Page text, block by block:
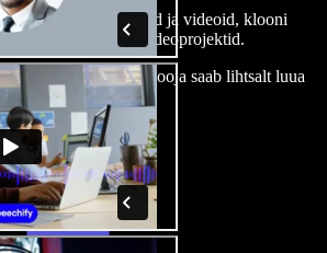
tasuta pilte, helisid ja videoid, klooni
terviklikud audio-videoprojektid.
kõik töötab veebis – looja saab lihtsalt luua